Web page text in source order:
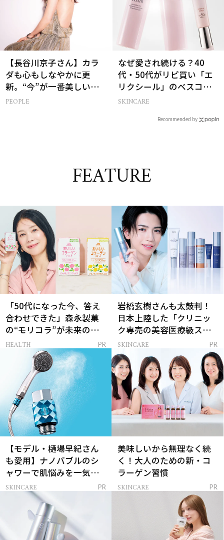
【長谷川京子さん】カラ
ダも心もしなやかに更
新。“今”が一番美しい
［特別画像集］
PEOPLE
なぜ愛され続ける？40
代・50代がリピ買い「エ
リクシール」のベスコス
受賞名品3選
SKINCARE
Recommended by
FEATURE
「50代になった今、答え
合わせできた」森永製菓
の“モリコラ”が未来のキ
レイを連れてくる！
HEALTH PR
岩橋玄樹さんも太鼓判！
日本上陸した「クリニッ
ク専売の美容医療級スキ
ンケア」
SKINCARE PR
【モデル・樋場早紀さん
も愛用】ナノバブルのシ
ャワーで肌悩みを一気に
解決
SKINCARE PR
美味しいから無理なく続
く！大人のための新・コ
ラーゲン習慣
SKINCARE PR